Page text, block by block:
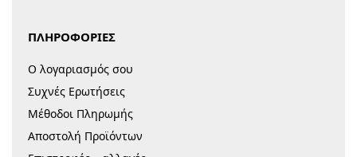
ΠΛΗΡΟΦΟΡΙΕΣ
Ο λογαριασμός σου
Συχνές Ερωτήσεις
Μέθοδοι Πληρωμής
Αποστολή Προϊόντων